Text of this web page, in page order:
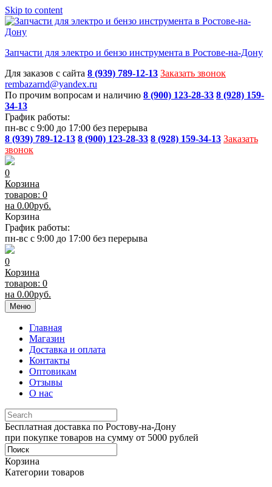
Skip to content
Запчасти для электро и бензо инструмента в Ростове-на-Дону
Для заказов с сайта 8 (939) 789-12-13 Заказать звонок
rembazarnd@yandex.ru
По прочим вопросам и наличию 8 (900) 123-28-33 8 (928) 159-
34-13
График работы:
пн-вс с 9:00 до 17:00 без перерыва
8 (939) 789-12-13 8 (900) 123-28-33 8 (928) 159-34-13 Заказать
звонок
0
Корзина
товаров: 0
на 0.00руб.
Корзина
График работы:
пн-вс с 9:00 до 17:00 без перерыва
0
Корзина
товаров: 0
на 0.00руб.
Меню
Главная
Магазин
Доставка и оплата
Контакты
Оптовикам
Отзывы
О нас
Бесплатная доставка по Ростову-на-Дону
при покупке товаров на сумму от 5000 рублей
Корзина
Категории товаров